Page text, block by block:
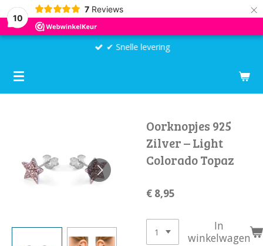
10
7 Reviews ×
✔ Snelle levering
Oorknopjes 925
Zilver – Light
Colorado Topaz
€ 8,95
In
winkelwagen